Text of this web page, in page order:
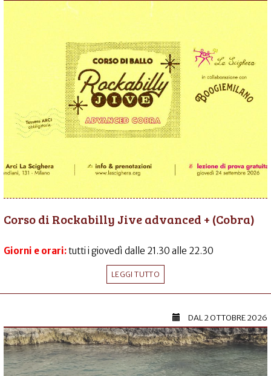
Corso di Rockabilly Jive advanced + (Cobra)
Giorni e orari:tutti i giovedì dalle 21.30 alle 22.30
LEGGI TUTTO
DAL2 OTTOBRE 2026